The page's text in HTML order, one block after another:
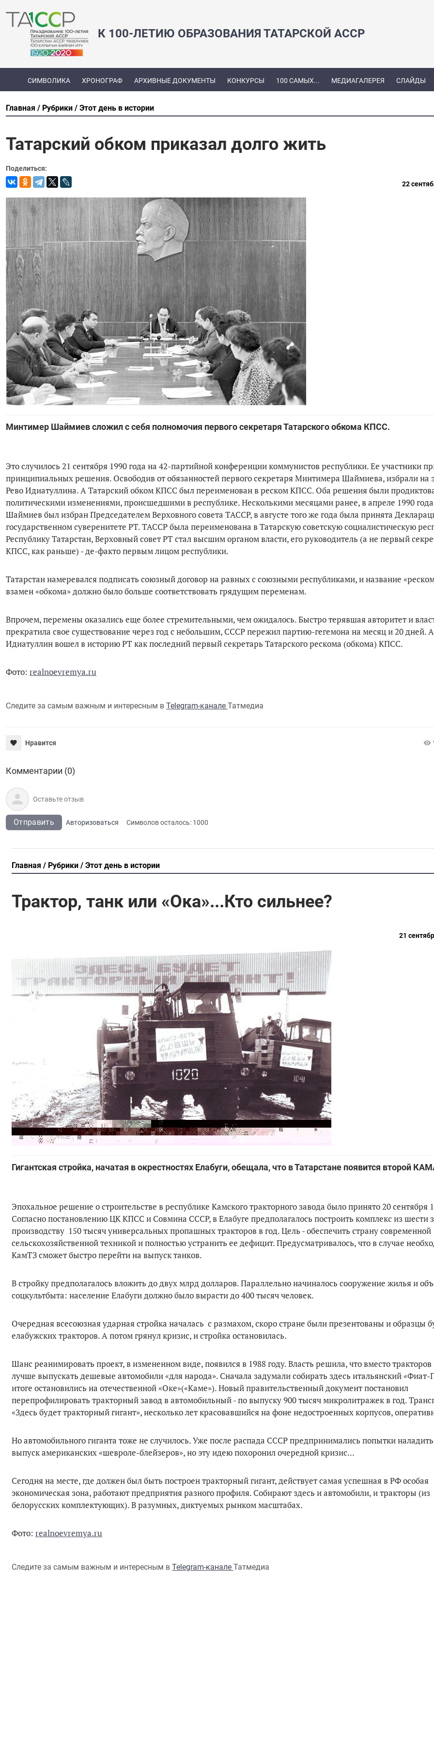
К 100-ЛЕТИЮ ОБРАЗОВАНИЯ ТАТАРСКОЙ АССР
СИМВОЛИКА ХРОНОГРАФ АРХИВНЫЕ ДОКУМЕНТЫ КОНКУРСЫ 100 САМЫХ... МЕДИАГАЛЕРЕЯ СЛАЙДЫ
Главная Рубрики Этот день в истории
Татарский обком приказал долго жить
Поделиться:
22
Минтимер Шаймиев сложил с себя полномочия первого секретаря Татарского обкома КПСС.
Это случилось 21 сентября 1990 года на 42-партийной конференции коммунистов республики. Ее участники
принципиальных решения. Освободив от обязанностей первого секретаря Минтимера Шаймиева, избрали на
Рево Идиатуллина. А Татарский обком КПСС был переименован в реском КПСС. Оба решения были
политическими изменениями, происшедшими в республике. Несколькими месяцами ранее, в апреле 1990
Шаймиев был избран Председателем Верховного совета ТАССР, в августе того же года была принята
государственном суверенитете РТ. ТАССР была переименована в Татарскую советскую социалистическую
Республику Татарстан, Верховный совет РТ стал высшим органом власти, его руководитель (а не первый
КПСС, как раньше) - де-факто первым лицом республики.
Татарстан намеревался подписать союзный договор на равных с союзными республиками, и название
взамен «обкома» должно было больше соответствовать грядущим переменам.
Впрочем, перемены оказались еще более стремительными, чем ожидалось. Быстро терявшая авторитет и
прекратила свое существование через год с небольшим, СССР пережил партию-гегемона на месяц и 20 дней.
Идиатуллин вошел в историю РТ как последний первый секретарь Татарского рескома (обкома) КПСС.
Фото: realnoevremya.ru
Следите за самым важным и интересным в Telegram-канале Татмедиа
Нравится
Комментарии (0)
Отправить Авторизоваться Символов осталось: 1000
Главная Рубрики Этот день в истории
Трактор, танк или «Ока»...Кто сильнее?
21
Гигантская стройка, начатая в окрестностях Елабуги, обещала, что в Татарстане появится второй
Эпохальное решение о строительстве в республике Камского тракторного завода было принято 20 сентября
Согласно постановлению ЦК КПСС и Совмина СССР, в Елабуге предполагалось построить комплекс из шести
производству 150 тысяч универсальных пропашных тракторов в год. Цель - обеспечить страну современной
сельскохозяйственной техникой и полностью устранить ее дефицит. Предусматривалось, что в случае
КамТЗ сможет быстро перейти на выпуск танков.
В стройку предполагалось вложить до двух млрд долларов. Параллельно начиналось сооружение жилья и
соцкультбыта: население Елабуги должно было вырасти до 400 тысяч человек.
Очередная всесоюзная ударная стройка началась с размахом, скоро стране были презентованы и образцы
елабужских тракторов. А потом грянул кризис, и стройка остановилась.
Шанс реанимировать проект, в измененном виде, появился в 1988 году. Власть решила, что вместо тракторов
лучше выпускать дешевые автомобили «для народа». Сначала задумали собирать здесь итальянский «Фиат-
итоге остановились на отечественной «Оке»(«Каме»). Новый правительственный документ постановил
перепрофилировать тракторный завод в автомобильный - по выпуску 900 тысяч микролитражек в год.
«Здесь будет тракторный гигант», несколько лет красовавшийся на фоне недостроенных корпусов,
Но автомобильного гиганта тоже не случилось. Уже после распада СССР предпринимались попытки наладить
выпуск американских «шевроле-блейзеров», но эту идею похоронил очередной кризис...
Сегодня на месте, где должен был быть построен тракторный гигант, действует самая успешная в РФ особая
экономическая зона, работают предприятия разного профиля. Собирают здесь и автомобили, и тракторы (из
белорусских комплектующих). В разумных, диктуемых рынком масштабах.
Фото: realnoevremya.ru
Следите за самым важным и интересным в Telegram-канале Татмедиа